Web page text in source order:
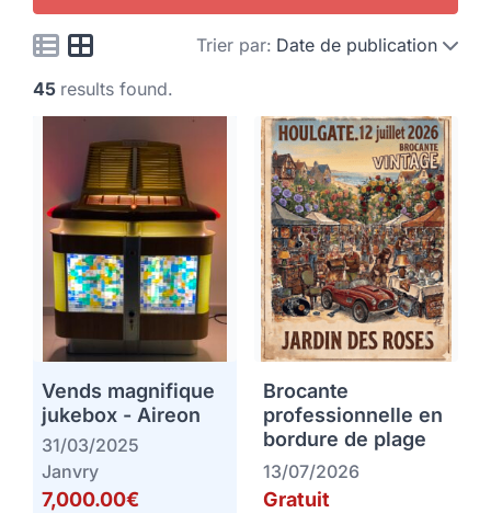
Trier par: Date de publication
45 results found.
Vends magnifique
jukebox - Aireon
31/03/2025
Janvry
7,000.00€
Brocante
professionnelle en
bordure de plage
13/07/2026
Gratuit